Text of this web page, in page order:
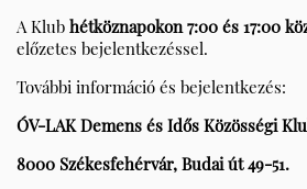
A Klub hétköznapokon 7:00 és 17:00
előzetes bejelentkezéssel.
További információ és bejelentkezés:
ÓV-LAK Demens és Idős Közösségi
8000 Székesfehérvár, Budai út 49-51.